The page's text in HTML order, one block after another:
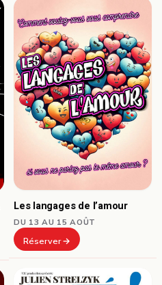
Les langages de l’amour
DU 13 AU 15 AOÛT
Réserver